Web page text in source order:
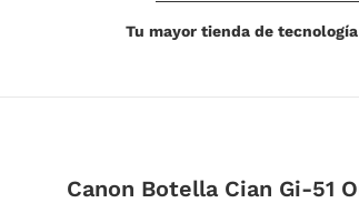
Tu mayor tienda de
Canon Botella Cian Gi-51